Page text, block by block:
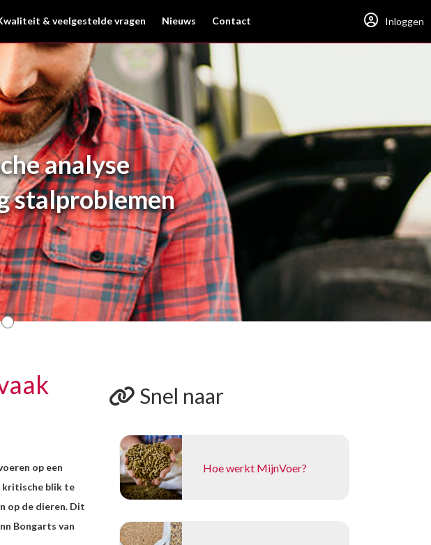
& veelgestelde vragen Nieuws Contact Inloggen
analyse
stalproblemen
op een
kritische blik te
op de dieren. Dit
Bongarts van
Snel naar
Hoe werkt MijnVoer?